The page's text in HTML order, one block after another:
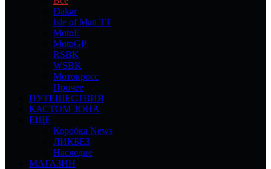
Dakar
Isle of Man TT
MotoE
MotoGP
RSBK
WSBK
Мотокросс
Прочее
ПУТЕШЕСТВИЯ
КАСТОМ ЗОНА
ЕЩЕ
Коробка News
ЛИКБЕЗ
Наследие
МАГАЗИН